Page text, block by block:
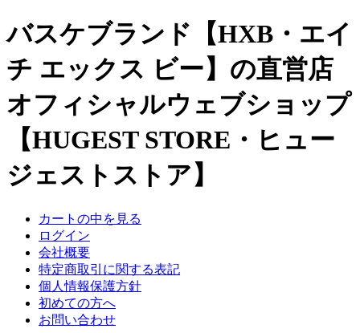
バスケブランド【HXB・エイ
チ エックス ビー】の直営店
オフィシャルウェブショップ
【HUGEST STORE・ヒュー
ジェストストア】
カートの中を見る
ログイン
会社概要
特定商取引に関する表記
個人情報保護方針
初めての方へ
お問い合わせ